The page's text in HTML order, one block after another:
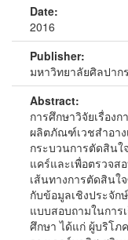
Date:
2016
Publisher:
มหาวิทยาลัยศิลปากร
Abstract:
การศึกษาวิจัยเรื่อง
ผลิตภัณฑ์เวชสำอาง
กระบวนการตัดสิน
แคร์และเพื่อตรวจส
เส้นทางการตัดสิน
กับข้อมูลเชิงประจัก
แบบสอบถามในการ
ศึกษา ได้แก่ ผู้บริโภ